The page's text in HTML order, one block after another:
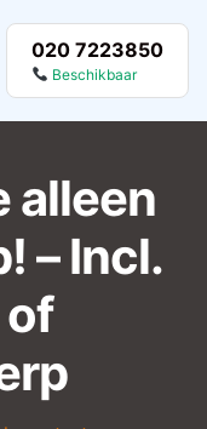
020 7223850
Beschikbaar
alleen
– Incl.